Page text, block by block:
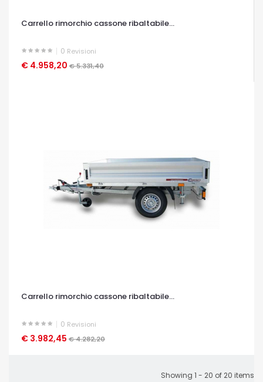
Carrello rimorchio cassone ribaltabile...
0 Revisioni
€ 4.958,20 € 5.331,40
OCCHIATA VELOCE
Carrello rimorchio cassone ribaltabile...
0 Revisioni
€ 3.982,45 € 4.282,20
OCCHIATA VELOCE
Showing 1 - 20 of 20 items